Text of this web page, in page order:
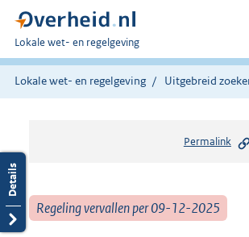
U
bent
hier:
Lokale wet- en regelgeving
Lokale wet- en regelgeving Uitgebreid
Permalink
Regeling vervallen per 09-12-2025